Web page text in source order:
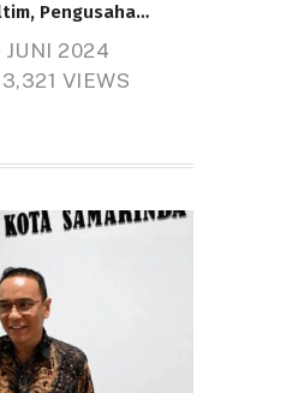
Pengusaha
Hektare
JUNI 2024
3,321 VIEWS